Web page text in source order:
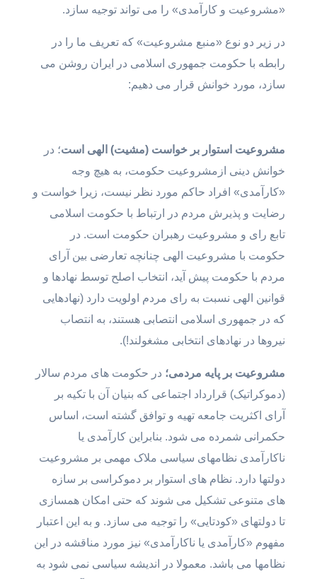
«مشروعیت و کارآمدی» را می تواند توجیه سازد.
در زیر دو نوع «منبع مشروعیت» که تعریف ما را در
رابطه با حکومت جمهوری اسلامی در ایران روشن می
سازد، مورد خوانش قرار می دهیم:
مشروعیت استوار بر خواست (مشیت) الهی است؛ در
خوانش دینی ازمشروعیت حکومت، به هیچ وجه
«کارآمدی» افراد حاکم مورد نظر نیست، زیرا خواست و
رضایت و پذیرش مردم در ارتباط با حکومت اسلامی
تابع رای و مشروعیت رهبران حکومت است. در
حکومت با مشروعیت الهی چنانچه تعارضی بین آرای
مردم با حکومت پیش آید، انتخاب اصلح توسط نهادها و
قوانین الهی نسبت به رای مردم اولویت دارد (نهادهایی
که در جمهوری اسلامی انتصابی هستند،‌ به انتصاب
نیروها در نهادهای انتخابی مشغولند!).
مشروعیت بر پایه مردمی؛ در حکومت های مردم سالار
(دموکراتیک) قرارداد اجتماعی که بنیان آن با تکیه بر
آرای اکثریت جامعه تهیه و توافق گشته است، اساس
حکمرانی شمرده می شود. بنابراین کارآمدی یا
ناکارآمدی نظامهای سیاسی ملاک مهمی بر مشروعیت
دولتها دارد. نظام های استوار بر دموکراسی بر سازه
های متنوعی تشکیل می شوند که حتی امکان همسازی
تا دولتهای «کودتایی» را توجیه می سازد. و به این اعتبار
مفهوم «کارآمدی یا ناکارآمدی» نیز مورد مناقشه در این
نظامها می باشد. معمولا در اندیشه سیاسی نمی شود به